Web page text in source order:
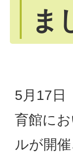
ま
5月17日
育館に
ルが開